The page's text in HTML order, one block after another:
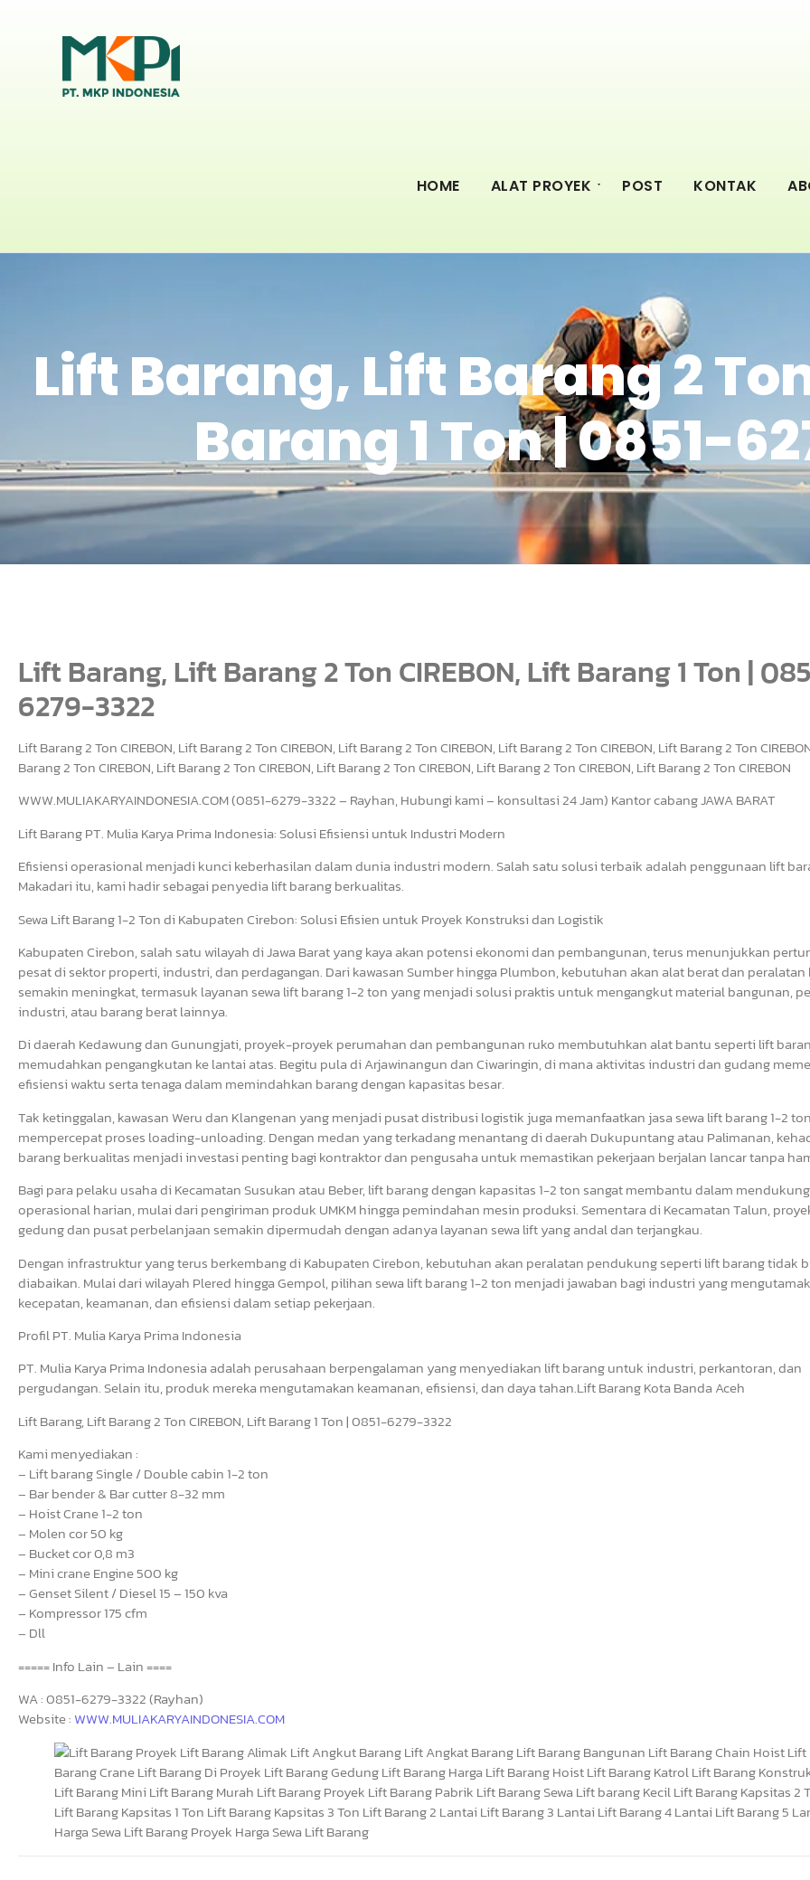
HOME ALAT PROYEK POST KONTAK
Lift Barang, Lift Barang 2
Barang 1 Ton | 0851-
Lift Barang, Lift Barang 2 Ton CIREBON, Lift Barang 1 Ton |
6279-3322
Lift Barang 2 Ton CIREBON, Lift Barang 2 Ton CIREBON, Lift Barang 2 Ton CIREBON, Lift Barang 2 Ton CIREBON, Lift Barang 2 Ton
Barang 2 Ton CIREBON, Lift Barang 2 Ton CIREBON, Lift Barang 2 Ton CIREBON, Lift Barang 2 Ton CIREBON, Lift Barang 2 Ton CIREBON
WWW.MULIAKARYAINDONESIA.COM (0851-6279-3322 – Rayhan, Hubungi kami – konsultasi 24 Jam) Kantor cabang JAWA BARAT
Lift Barang PT. Mulia Karya Prima Indonesia: Solusi Efisiensi untuk Industri Modern
Efisiensi operasional menjadi kunci keberhasilan dalam dunia industri modern. Salah satu solusi terbaik adalah penggunaan lift
Makadari itu, kami hadir sebagai penyedia lift barang berkualitas.
Sewa Lift Barang 1-2 Ton di Kabupaten Cirebon: Solusi Efisien untuk Proyek Konstruksi dan Logistik
Kabupaten Cirebon, salah satu wilayah di Jawa Barat yang kaya akan potensi ekonomi dan pembangunan, terus menunjukkan
pesat di sektor properti, industri, dan perdagangan. Dari kawasan Sumber hingga Plumbon, kebutuhan akan alat berat dan
semakin meningkat, termasuk layanan sewa lift barang 1-2 ton yang menjadi solusi praktis untuk mengangkut material bangunan,
industri, atau barang berat lainnya.
Di daerah Kedawung dan Gunungjati, proyek-proyek perumahan dan pembangunan ruko membutuhkan alat bantu seperti lift
memudahkan pengangkutan ke lantai atas. Begitu pula di Arjawinangun dan Ciwaringin, di mana aktivitas industri dan gudang
efisiensi waktu serta tenaga dalam memindahkan barang dengan kapasitas besar.
Tak ketinggalan, kawasan Weru dan Klangenan yang menjadi pusat distribusi logistik juga memanfaatkan jasa sewa lift barang 1-2
mempercepat proses loading-unloading. Dengan medan yang terkadang menantang di daerah Dukupuntang atau Palimanan,
barang berkualitas menjadi investasi penting bagi kontraktor dan pengusaha untuk memastikan pekerjaan berjalan lancar tanpa
Bagi para pelaku usaha di Kecamatan Susukan atau Beber, lift barang dengan kapasitas 1-2 ton sangat membantu dalam mendukung
operasional harian, mulai dari pengiriman produk UMKM hingga pemindahan mesin produksi. Sementara di Kecamatan Talun,
gedung dan pusat perbelanjaan semakin dipermudah dengan adanya layanan sewa lift yang andal dan terjangkau.
Dengan infrastruktur yang terus berkembang di Kabupaten Cirebon, kebutuhan akan peralatan pendukung seperti lift barang tidak
diabaikan. Mulai dari wilayah Plered hingga Gempol, pilihan sewa lift barang 1-2 ton menjadi jawaban bagi industri yang
kecepatan, keamanan, dan efisiensi dalam setiap pekerjaan.
Profil PT. Mulia Karya Prima Indonesia
PT. Mulia Karya Prima Indonesia adalah perusahaan berpengalaman yang menyediakan lift barang untuk industri, perkantoran, dan
pergudangan. Selain itu, produk mereka mengutamakan keamanan, efisiensi, dan daya tahan.Lift Barang Kota Banda Aceh
Lift Barang, Lift Barang 2 Ton CIREBON, Lift Barang 1 Ton | 0851-6279-3322
Kami menyediakan :
– Lift barang Single / Double cabin 1-2 ton
– Bar bender & Bar cutter 8-32 mm
– Hoist Crane 1-2 ton
– Molen cor 50 kg
– Bucket cor 0,8 m3
– Mini crane Engine 500 kg
– Genset Silent / Diesel 15 – 150 kva
– Kompressor 175 cfm
– Dll
===== Info Lain – Lain ====
WA : 0851-6279-3322 (Rayhan)
Website : WWW.MULIAKARYAINDONESIA.COM